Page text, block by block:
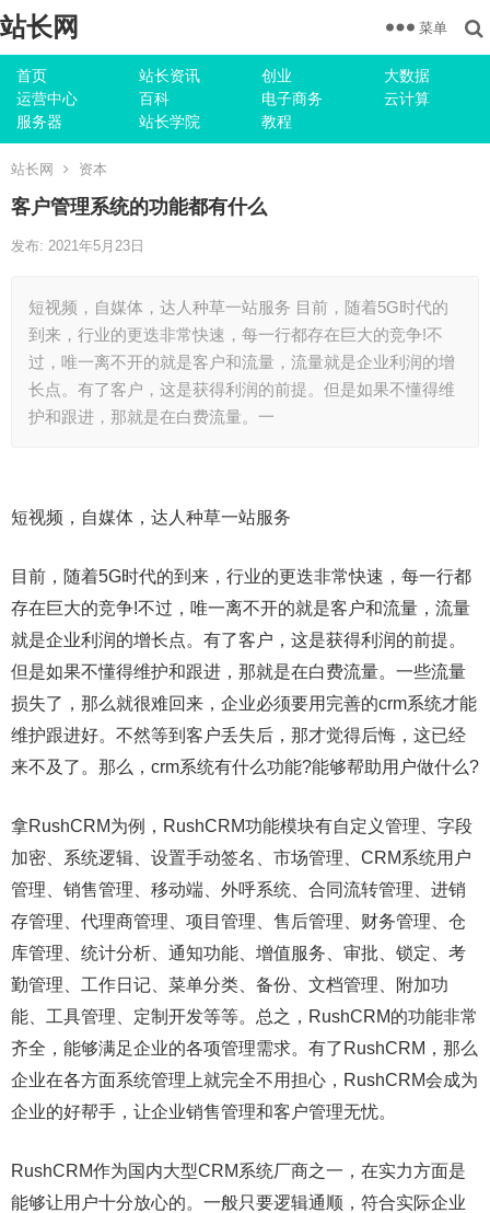
站长网
首页 站长资讯 创业
大数据
运营中心
百科 电子商务
云计算
服务器
站长学院 教程
菜单
站长网 资本
客户管理系统的功能都有什么
发布: 2021年5月23日
短视频，自媒体，达人种草一站服务 目前，随着5G时代的
到来，行业的更迭非常快速，每一行都存在巨大的竞争!不
过，唯一离不开的就是客户和流量，流量就是企业利润的增
长点。有了客户，这是获得利润的前提。但是如果不懂得维
护和跟进，那就是在白费流量。一
短视频，自媒体，达人种草一站服务
目前，随着5G时代的到来，行业的更迭非常快速，每一行都
存在巨大的竞争!不过，唯一离不开的就是客户和流量，流量
就是企业利润的增长点。有了客户，这是获得利润的前提。
但是如果不懂得维护和跟进，那就是在白费流量。一些流量
损失了，那么就很难回来，企业必须要用完善的crm系统才能
维护跟进好。不然等到客户丢失后，那才觉得后悔，这已经
来不及了。那么，crm系统有什么功能?能够帮助用户做什么?
拿RushCRM为例，RushCRM功能模块有自定义管理、字段
加密、系统逻辑、设置手动签名、市场管理、CRM系统用户
管理、销售管理、移动端、外呼系统、合同流转管理、进销
存管理、代理商管理、项目管理、售后管理、财务管理、仓
库管理、统计分析、通知功能、增值服务、审批、锁定、考
勤管理、工作日记、菜单分类、备份、文档管理、附加功
能、工具管理、定制开发等等。总之，RushCRM的功能非常
齐全，能够满足企业的各项管理需求。有了RushCRM，那么
企业在各方面系统管理上就完全不用担心，RushCRM会成为
企业的好帮手，让企业销售管理和客户管理无忧。
RushCRM作为国内大型CRM系统厂商之一，在实力方面是
能够让用户十分放心的。一般只要逻辑通顺，符合实际企业